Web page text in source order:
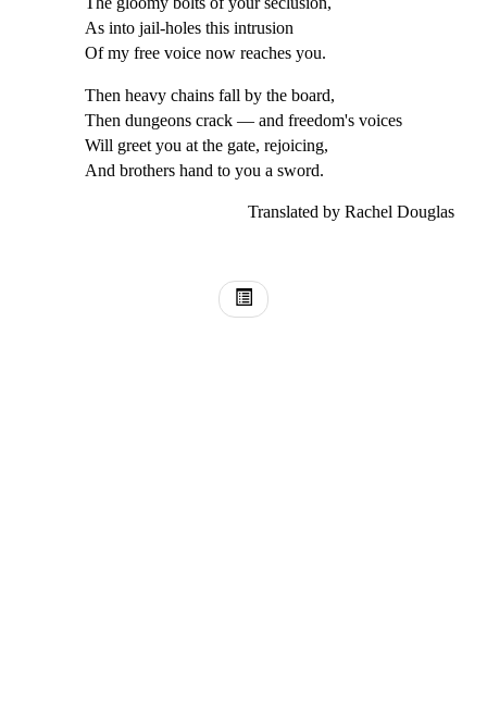
As into jail-holes this intrusion
Of my free voice now reaches you.
Then heavy chains fall by the board,
Then dungeons crack — and freedom's voices
Will greet you at the gate, rejoicing,
And brothers hand to you a sword.
Translated by Rachel Douglas